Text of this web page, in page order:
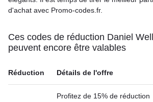
d'achat avec Promo-codes.fr.
Ces codes de réduction Daniel
peuvent encore être valables
Réduction Détails de l'offre
Profitez de 15% de réduction